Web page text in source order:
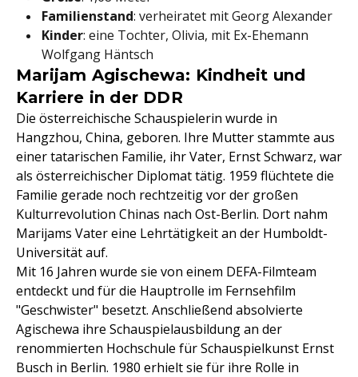
Familienstand: verheiratet mit Georg Alexander
Kinder: eine Tochter, Olivia, mit Ex-Ehemann
Wolfgang Häntsch
Marijam Agischewa: Kindheit und
Karriere in der DDR
Die österreichische Schauspielerin wurde in
Hangzhou, China, geboren. Ihre Mutter stammte aus
einer tatarischen Familie, ihr Vater, Ernst Schwarz, war
als österreichischer Diplomat tätig. 1959 flüchtete die
Familie gerade noch rechtzeitig vor der großen
Kulturrevolution Chinas nach Ost-Berlin. Dort nahm
Marijams Vater eine Lehrtätigkeit an der Humboldt-
Universität auf.
Mit 16 Jahren wurde sie von einem DEFA-Filmteam
entdeckt und für die Hauptrolle im Fernsehfilm
"Geschwister" besetzt. Anschließend absolvierte
Agischewa ihre Schauspielausbildung an der
renommierten Hochschule für Schauspielkunst Ernst
Busch in Berlin. 1980 erhielt sie für ihre Rolle in